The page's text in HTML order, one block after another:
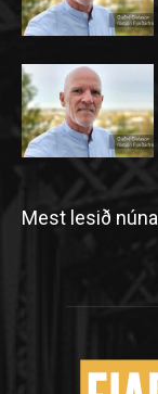
Mest lesið núna